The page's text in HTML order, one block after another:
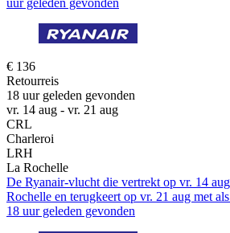
€ 136
Retourreis
18 uur geleden gevonden
vr. 14 aug - vr. 21 aug
CRL
Charleroi
LRH
La Rochelle
De Ryanair-vlucht die vertrekt op vr. 14
Rochelle en terugkeert op vr. 21 aug met
18 uur geleden gevonden